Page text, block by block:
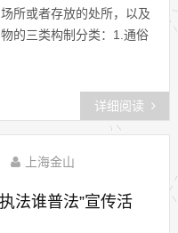
所或者存放的处所，以及
的三类构制分类：1.通俗
详细阅读
上海金山
法谁普法”宣传活